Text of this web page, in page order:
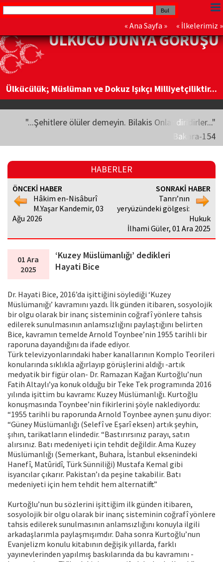
« Ana Sayfa » « İlkelerimiz »
ÜLKÜCÜ DÜNYA GÖRÜŞÜ
Ülkücülük; Müslüman ve Dokuz Işıkçı Milliyetçiliktir...
"...Şehitlere ölüler demeyin. Bilakis Onlar diridirler..."
Bakara-154
HABERLER
ÖNCEKİ HABER
Hâkim en-Nisâburî
M.Yaşar Kandemir, 03
Ağu 2026
SONRAKİ HABER
Tanrı’nın
yeryüzündeki gölgesi:
Hukuk
İlhami Güler, 01 Ara 2025
01 Ara
2025
‘Kuzey Müslümanlığı’ dedikleri
Hayati Bice
Dr. Hayati Bice, 2016’da işittiğini söylediği ‘Kuzey
Müslümanığı’ kavramını yazdı. İlk günden itibaren, sosyolojik
bir olgu olarak bir inanç sisteminin coğrafî yönlere tahsis
edilerek sunulmasının anlamsızlığını paylaştığını belirten
Bice, kavramın temelde Arnold Toynbee’nin 1955 tarihli bir
raporuna dayandığını da ifade ediyor.
Türk televizyonlarındaki haber kanallarının Komplo Teorileri
konularında sıklıkla ağırlayıp görüşlerini aldığı -artık
medyatik bir figür olan- Dr. Ramazan Kağan Kurtoğlu’nun
Fatih Altaylı’ya konuk olduğu bir Teke Tek programında 2016
yılında işittim bu kavramı: Kuzey Müslümanlığı. Kurtoğlu
konuşmasında Toynbee’nin fikirlerini şöyle naklediyordu:
“1955 tarihli bu raporunda Arnold Toynbee aynen şunu diyor:
“Güney Müslümanlığı (Selefî ve Eşarî eksen) artık şeyhin,
şıhın, tarikatların elindedir. “Bastırırsınız parayı, satın
alırsınız. Batı medeniyeti için tehdit değildir. Ama Kuzey
Müslümanlığı (Semerkant, Buhara, İstanbul eksenindeki
Hanefî, Matûridî, Türk Sünniliği) Mustafa Kemal gibi
isyancılar çıkarır. Pakistan’ı da peşine takabilir. Batı
medeniyeti için hem tehdit hem alternatiftir.”
Kurtoğlu’nun bu sözlerini işittiğim ilk günden itibaren,
sosyolojik bir olgu olarak bir inanç sisteminin coğrafî yönlere
tahsis edilerek sunulmasının anlamsızlığını konuyla ilgili
arkadaşlarımla paylaşmışımdır. Daha sonra Kurtoğlu’nun
Evanjelizm konulu kitabının değişik yıllarda, farklı
yayınevlerinden yapılmış baskılarında da bu kavramını -